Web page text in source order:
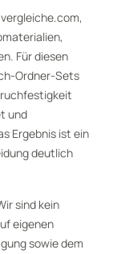
Für diesen
Ordner-Sets
und
Ergebnis ist ein
deutlich
sind kein
eigenen
sowie dem